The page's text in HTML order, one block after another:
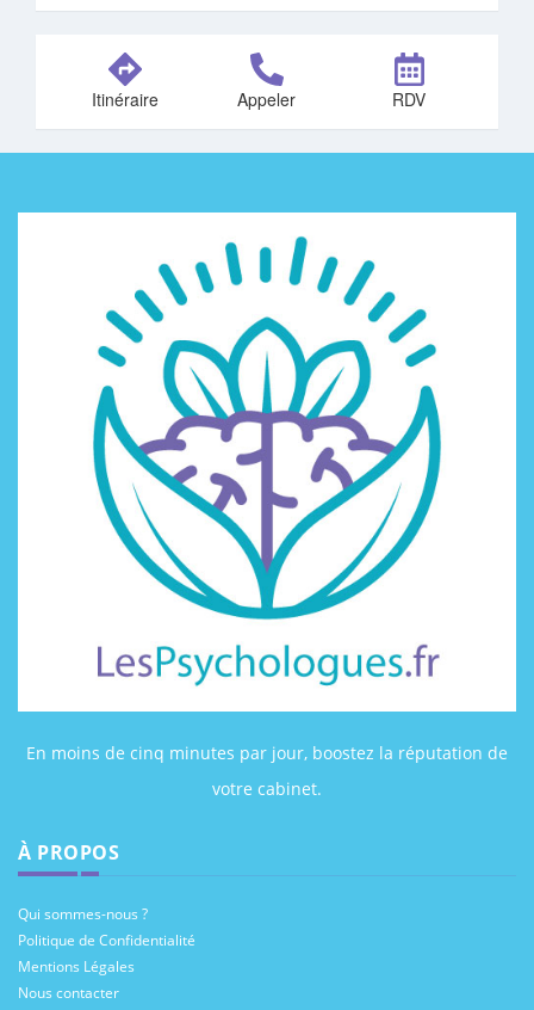
Itinéraire Appeler RDV
En moins de cinq minutes par jour, boostez la réputation de
votre cabinet.
À PROPOS
Qui sommes-nous ?
Politique de Confidentialité
Mentions Légales
Nous contacter